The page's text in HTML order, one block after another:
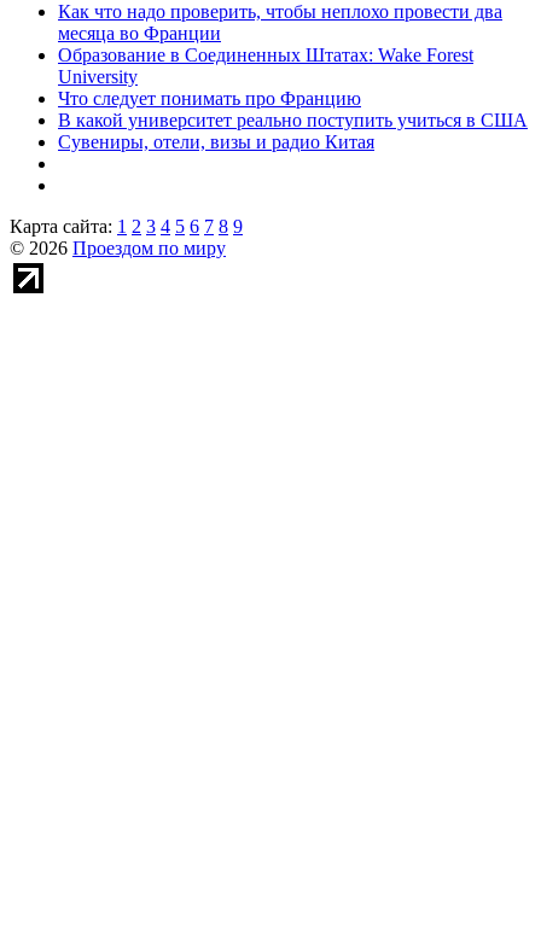
Как что надо проверить, чтобы неплохо провести два
месяца во Франции
Образование в Соединенных Штатах: Wake Forest
University
Что следует понимать про Францию
В какой университет реально поступить учиться в США
Сувениры, отели, визы и радио Китая
Карта сайта: 1 2 3 4 5 6 7 8 9
© 2026 Проездом по миру